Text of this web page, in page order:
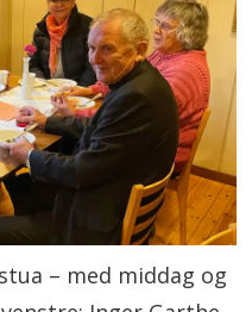
– med middag og